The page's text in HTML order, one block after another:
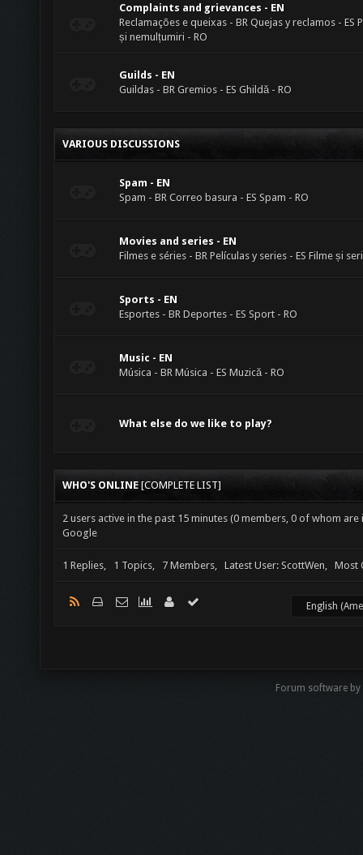
Complaints and grievances - EN
Reclamações e queixas - BR Quejas y reclamos - ES
și nemulțumiri - RO
Guilds - EN
Guildas - BR Gremios - ES Ghildă - RO
VARIOUS DISCUSSIONS
Spam - EN
Spam - BR Correo basura - ES Spam - RO
Movies and series - EN
Filmes e séries - BR Películas y series - ES Filme și
Sports - EN
Esportes - BR Deportes - ES Sport - RO
Music - EN
Música - BR Música - ES Muzică - RO
What else do we like to play?
WHO'S ONLINE [COMPLETE LIST]
2 users active in the past 15 minutes (0 members, 0 of whom are
Google
1 Replies, 1 Topics, 7 Members, Latest User: ScottWen, Most
Forum software